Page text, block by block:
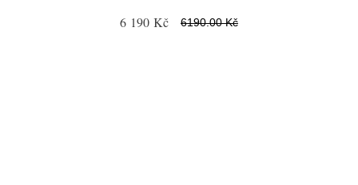
6 190 Kč 6190.00 Kč